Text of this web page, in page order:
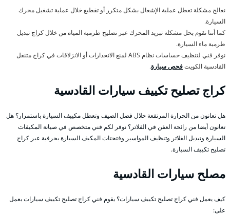
نعالج مشكلة تعطل عملية الإشعال بشكل متكرر أو تقطيع خلال عملية تشغيل محرك
السيارة.
كما أننا نقوم بحل مشكلة تبريد المحرك عبر تصليح طرمبة المياه من خلال كراج تبديل
طرمبة ماء السيارة.
نوفر فني لتنظيف حساسات نظام ABS لمنع الانحدارات أو الانزلاقات في كراج متنقل
القادسية الكويتفحص سيارة.
كراج تصليح تكييف سيارات القادسية
هل تعانون من الحرارة المرتفعة خلال فصل الصيف وتعطل مكييف السيارة باستمرار؟ هل
تعانون أيضا من رائحة العفن في الفلاتر؟ نوفر لكم فني متخصص في صيانة المكيفات
السيارة وتبديل الفلاتر وتنظيف المواسير وفتحتات المكيف السيارة بحرفية عبر كراج
تصليح تكييف السيارة.
مصلح سيارات القادسية
كيف يعمل فني كراج تصليح تكييف سيارات؟ يقوم فني كراج تصليح تكييف سيارات بعمل
على: